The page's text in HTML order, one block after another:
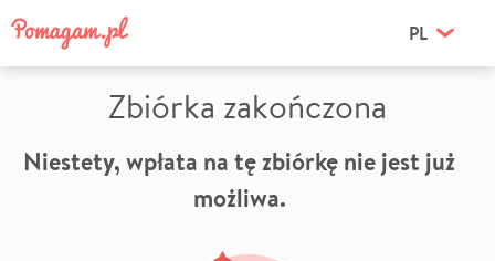
PL
Zbiórka zakończona
Niestety, wpłata na tę zbiórkę nie jest już
możliwa.